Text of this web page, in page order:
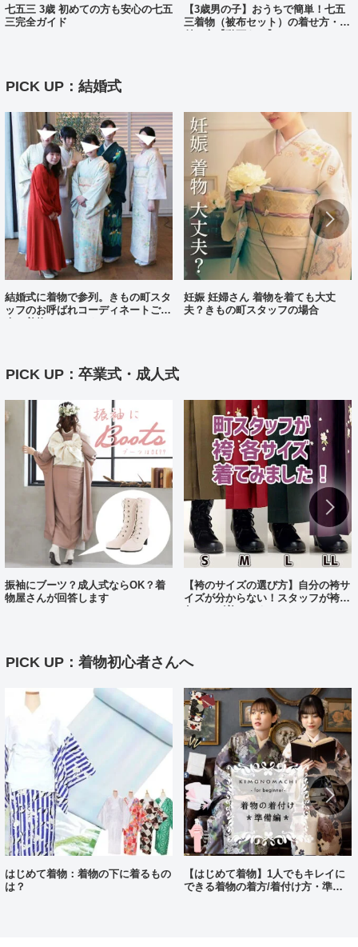
七五三 3歳 初めての方も安心の七五
三完全ガイド
【3歳男の子】おうちで簡単！七五
三着物（被布セット）の着せ方・着
PICK UP：結婚式
結婚式に着物で参列。きもの町スタ
ッフのお呼ばれコーディネートご紹
妊娠 妊婦さん 着物を着ても大丈
夫？きもの町スタッフの場合
PICK UP：卒業式・成人式
振袖にブーツ？成人式ならOK？着
物屋さんが回答します
【袴のサイズの選び方】自分の袴サ
イズが分からない！スタッフが袴、
PICK UP：着物初心者さんへ
はじめて着物：着物の下に着るもの
は？
【はじめて着物】1人でもキレイに
できる着物の着方/着付け方・準備